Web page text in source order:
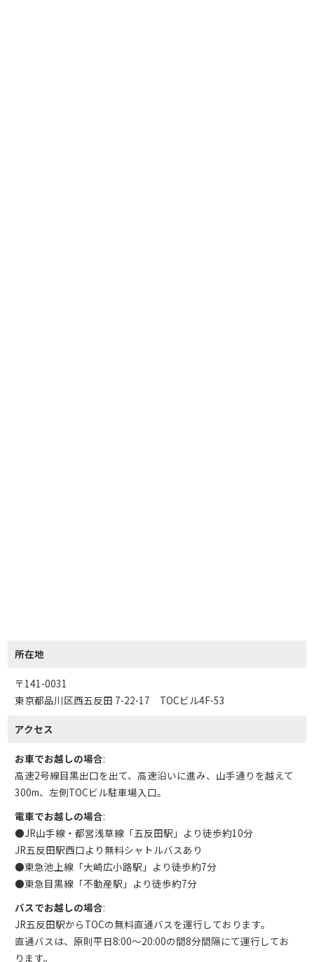
所在地
〒141-0031
東京都品川区西五反田 7-22-17 TOCビル4F-53
アクセス
お車でお越しの場合:
高速2号線目黒出口を出て、高速沿いに進み、山手通りを越えて
300m、左側TOCビル駐車場入口。
電車でお越しの場合:
●JR山手線・都営浅草線「五反田駅」より徒歩約10分
JR五反田駅西口より無料シャトルバスあり
●東急池上線「大崎広小路駅」より徒歩約7分
●東急目黒線「不動産駅」より徒歩約7分
バスでお越しの場合:
JR五反田駅からTOCの無料直通バスを運行しております。
直通バスは、原則平日8:00～20:00の間8分間隔にて運行してお
ります。